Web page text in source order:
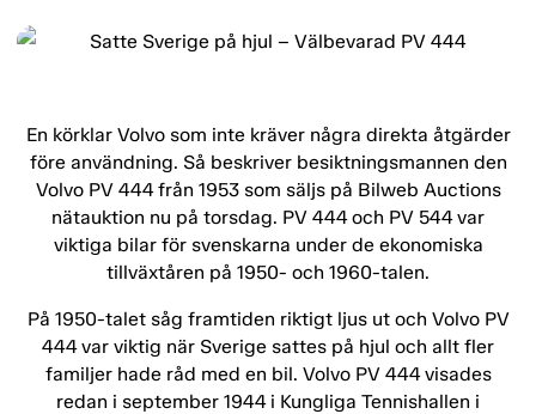
En körklar Volvo som inte kräver några direkta åtgärder
före användning. Så beskriver besiktningsmannen den
Volvo PV 444 från 1953 som säljs på Bilweb Auctions
nätauktion nu på torsdag. PV 444 och PV 544 var
viktiga bilar för svenskarna under de ekonomiska
tillväxtåren på 1950- och 1960-talen.
På 1950-talet såg framtiden riktigt ljus ut och Volvo PV
444 var viktig när Sverige sattes på hjul och allt fler
familjer hade råd med en bil. Volvo PV 444 visades
redan i september 1944 i Kungliga Tennishallen i